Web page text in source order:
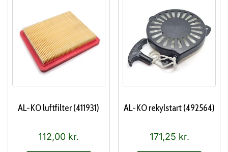
AL-KO luftfilter (411931)
112,00 kr.
AL-KO rekylstart (492564)
171,25 kr.